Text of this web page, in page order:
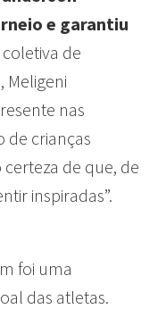
e garantiu
coletiva de
Meligeni
nas
de crianças
de que, de
inspiradas”.
foi uma
das atletas.